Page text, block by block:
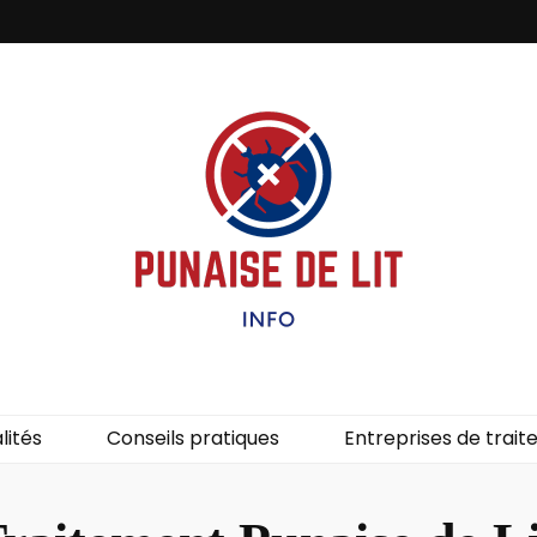
Conseils pratiques Entreprises de